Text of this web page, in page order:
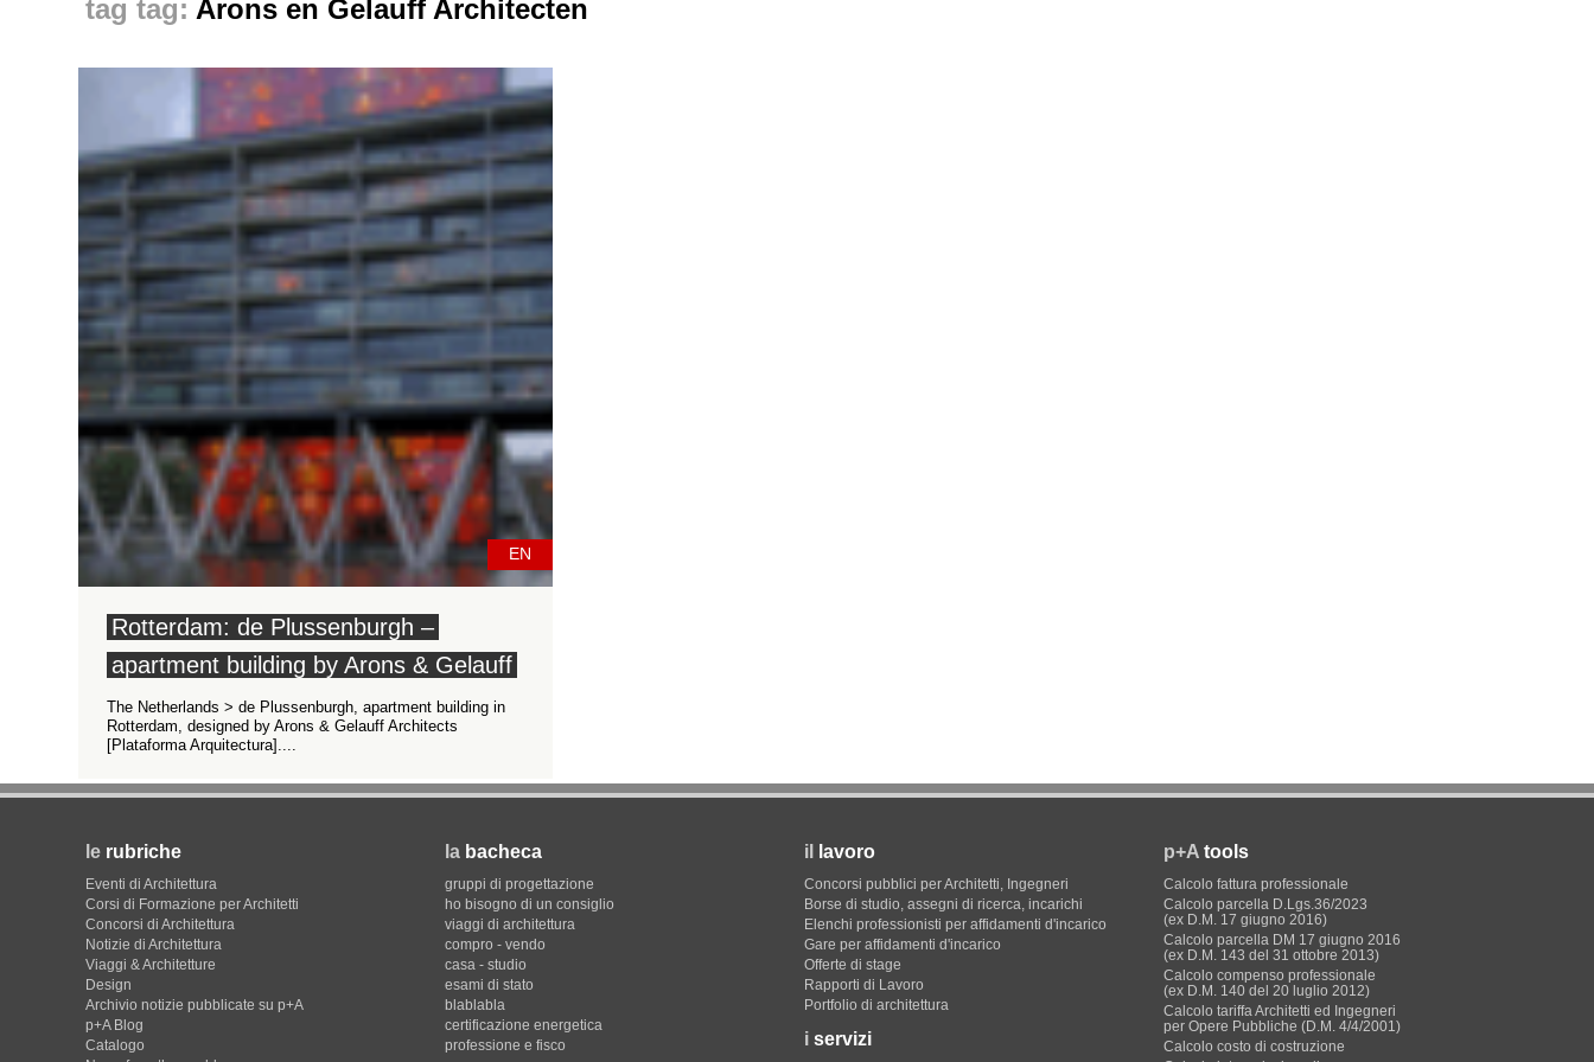
tag: Arons en Gelauff Architecten
EN
Rotterdam: de Plussenburgh –
apartment building by Arons & Gelauff
The Netherlands > de Plussenburgh, apartment building in
Rotterdam, designed by Arons & Gelauff Architects
[Plataforma Arquitectura]....
le rubriche
Eventi di Architettura
Corsi di Formazione per Architetti
Concorsi di Architettura
Notizie di Architettura
Viaggi & Architetture
Design
Archivio notizie pubblicate su p+A
p+A Blog
Catalogo
la bacheca
gruppi di progettazione
ho bisogno di un consiglio
viaggi di architettura
compro - vendo
casa - studio
esami di stato
blablabla
certificazione energetica
professione e fisco
il lavoro
Concorsi pubblici per Architetti, Ingegneri
Borse di studio, assegni di ricerca, incarichi
Elenchi professionisti per affidamenti d'incarico
Gare per affidamenti d'incarico
Offerte di stage
Rapporti di Lavoro
Portfolio di architettura
i servizi
p+A tools
Calcolo fattura professionale
Calcolo parcella D.Lgs.36/2023
(ex D.M. 17 giugno 2016)
Calcolo parcella DM 17 giugno 2016
(ex D.M. 143 del 31 ottobre 2013)
Calcolo compenso professionale
(ex D.M. 140 del 20 luglio 2012)
Calcolo tariffa Architetti ed Ingegneri
per Opere Pubbliche (D.M. 4/4/2001)
Calcolo costo di costruzione